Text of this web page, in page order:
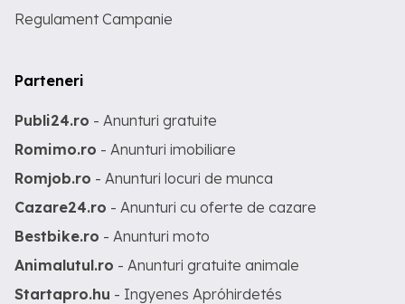
Regulament Campanie
Parteneri
Publi24.ro - Anunturi gratuite
Romimo.ro - Anunturi imobiliare
Romjob.ro - Anunturi locuri de munca
Cazare24.ro - Anunturi cu oferte de cazare
Bestbike.ro - Anunturi moto
Animalutul.ro - Anunturi gratuite animale
Startapro.hu - Ingyenes Apróhirdetés